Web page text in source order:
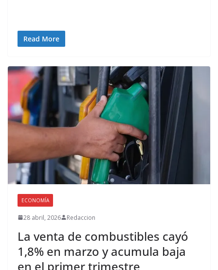
Read More
ECONOMÍA
28 abril, 2026 Redaccion
La venta de combustibles cayó
1,8% en marzo y acumula baja
en el primer trimestre